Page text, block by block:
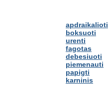
apdraikalioti
boksuoti
urenti
fagotas
debesiuoti
piemenauti
papigti
karninis